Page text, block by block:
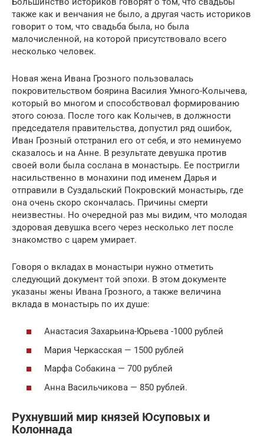
также как и венчания не было, а другая часть историков
говорит о том, что свадьба была, но была
малочисленной, на которой присутствовало всего
несколько человек.
Новая жена Ивана Грозного пользовалась
покровительством боярина Василия Умного-Колычева,
который во многом и способствовал формированию
этого союза. После того как Колычев, в должности
председателя правительства, допустил ряд ошибок,
Иван Грозный отстранил его от себя, и это неминуемо
сказалось и на Анне. В результате девушка против
своей воли была сослана в монастырь. Ее постригли
насильственно в монахини под именем Дарья и
отправили в Суздальский Покровский монастырь, где
она очень скоро скончалась. Причины смерти
неизвестны. Но очередной раз мы видим, что молодая
здоровая девушка всего через несколько лет после
знакомство с царем умирает.
Говоря о вкладах в монастыри нужно отметить
следующий документ той эпохи. В этом документе
указаны жены Ивана Грозного, а также величина
вклада в монастырь по их душе:
Анастасия Захарьина-Юрьева -1000 рублей
Мария Черкасская — 1500 рублей
Марфа Собакина — 700 рублей
Анна Васильчикова — 850 рублей.
Рухнувший мир князей Юсуповых и
Колоннада